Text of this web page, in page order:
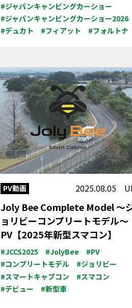
#ジャパンキャンピングカーショー
#ジャパンキャンピングカーショー2026
#デュカト
#フィアット #フォルトナ
PV動画 2025.08.05
Joly Bee Complete Model ～
ョリビーコンプリートモデル～
PV【2025年新型スマコン】
#JCCS2025 #JolyBee
#PV
#コンプリートモデル
#ジョリビー
#スマートキャブコン
#スマコン
#デビュー
#新型車